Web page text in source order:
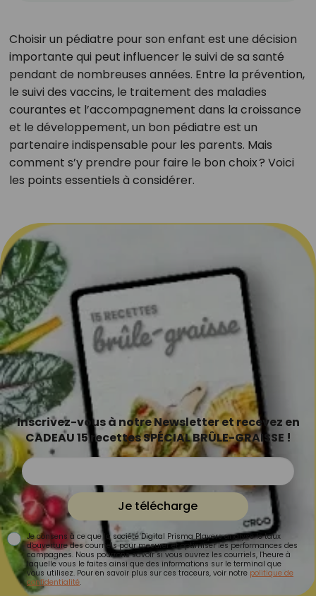
Choisir un pédiatre pour son enfant est une décision
importante qui peut influencer le suivi de sa santé
pendant de nombreuses années. Entre la prévention,
le suivi des vaccins, le traitement des maladies
courantes et l’accompagnement dans la croissance
et le développement, un bon pédiatre est un
partenaire indispensable pour les parents. Mais
comment s’y prendre pour faire le bon choix ? Voici
les points essentiels à considérer.
Inscrivez-vous à notre Newsletter et recevez en
CADEAU 15 recettes SPÉCIAL BRÛLE-GRAISSE !
Je télécharge
Je consens à ce que la société Digital Prisma Players analyse le taux
d'ouverture des courriels pour mesurer et optimiser les performances des
campagnes. Nous pourrons savoir si vous ouvrez les courriels, l'heure à
laquelle vous le faites ainsi que des informations sur le terminal que
vous utilisez. Pour en savoir plus sur ces traceurs, voir notre politique de
confidentialité.